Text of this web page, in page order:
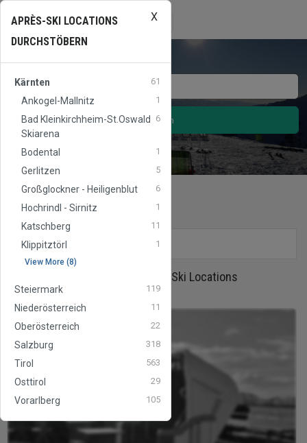
APRESSKIAUSTRIA
Toggle
navigation
☰
Suchen
X
APRÈS-SKI LOCATIONS
DURCHSTÖBERN
Kärnten 61
Ankogel-Mallnitz 1
Bad Kleinkirchheim-St.Oswald
Skiarena
6
Bodental 1
Gerlitzen 5
Großglockner - Heiligenblut 6
Hochrindl - Sirnitz 1
Katschberg 11
Klippitztörl 1
View More (8)
Steiermark 119
Niederösterreich 11
Oberösterreich 22
Salzburg 318
Tirol 563
Osttirol 29
Vorarlberg 105
Après-Ski LocationsinKärnten
FILTERS
Après-Ski Locations
sample image